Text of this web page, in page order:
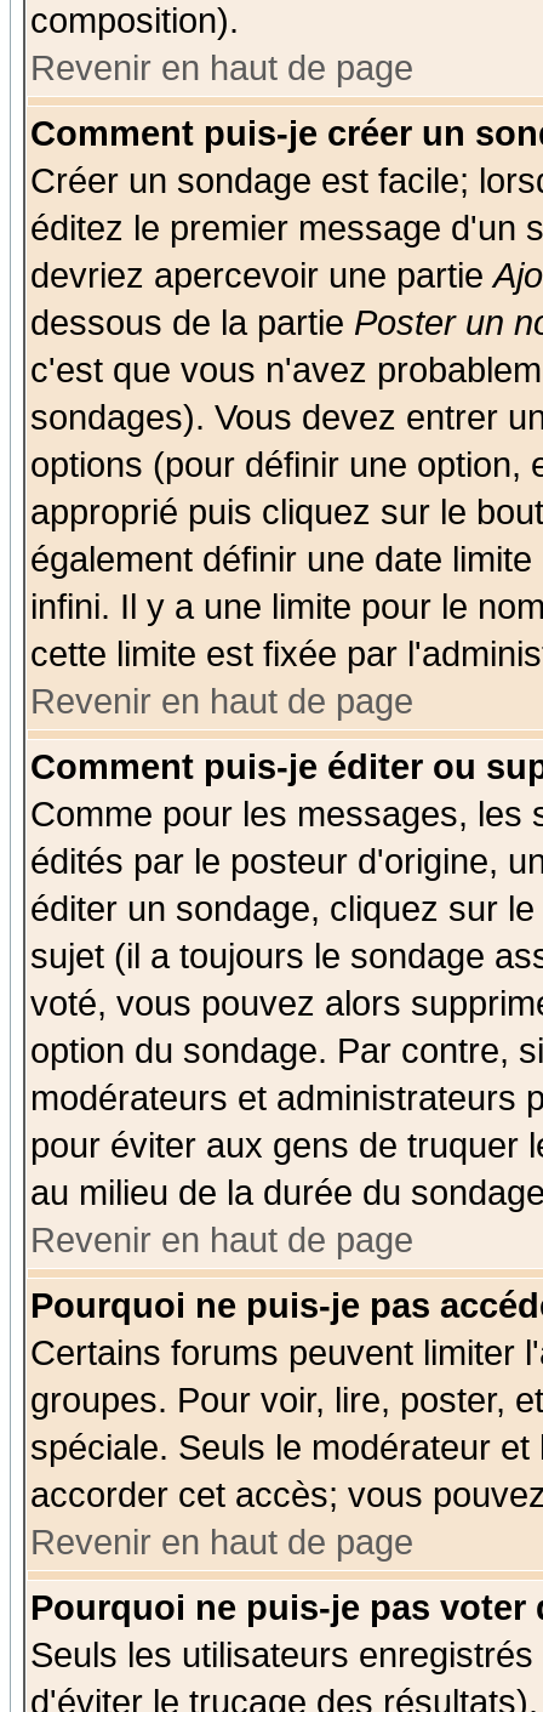
composition).
Revenir en haut de page
Comment puis-je créer un
Créer un sondage est facile;
éditez le premier message d'un
devriez apercevoir une partie
dessous de la partie Poster un
c'est que vous n'avez
sondages). Vous devez entrer
options (pour définir une option,
approprié puis cliquez sur le
également définir une date
infini. Il y a une limite pour le
cette limite est fixée par
Revenir en haut de page
Comment puis-je éditer ou
Comme pour les messages, les
édités par le posteur d'origine,
éditer un sondage, cliquez sur
sujet (il a toujours le sondage
voté, vous pouvez alors
option du sondage. Par contre,
modérateurs et administrateurs
pour éviter aux gens de truquer
au milieu de la durée du
Revenir en haut de page
Pourquoi ne puis-je pas
Certains forums peuvent limiter
groupes. Pour voir, lire, poster,
spéciale. Seuls le modérateur
accorder cet accès; vous
Revenir en haut de page
Pourquoi ne puis-je pas voter
Seuls les utilisateurs
d'éviter le trucage des